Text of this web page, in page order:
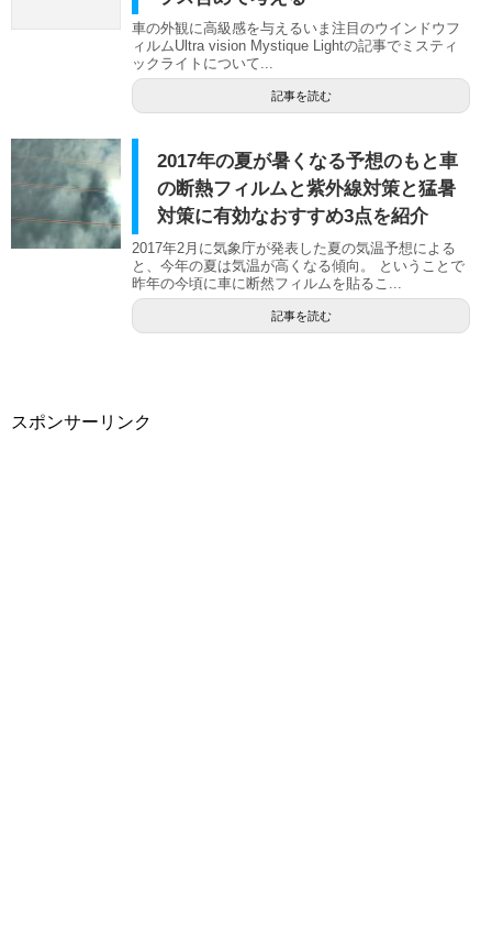
車の外観に高級感を与えるいま注目のウインドウフ
ィルムUltra vision Mystique Lightの記事でミスティ
ックライトについて...
記事を読む
2017年の夏が暑くなる予想のもと車
の断熱フィルムと紫外線対策と猛暑
対策に有効なおすすめ3点を紹介
2017年2月に気象庁が発表した夏の気温予想による
と、今年の夏は気温が高くなる傾向。 ということで
昨年の今頃に車に断然フィルムを貼るこ...
記事を読む
スポンサーリンク